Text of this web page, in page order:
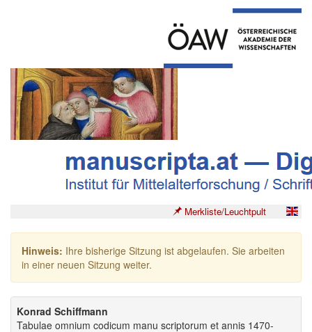
Merkliste/Leuchtpult
Hinweis: Ihre bisherige Sitzung ist abgelaufen. Sie arbeiten
in einer neuen Sitzung weiter.
Konrad Schiffmann
Tabulae omnium codicum manu scriptorum et annis 1470-